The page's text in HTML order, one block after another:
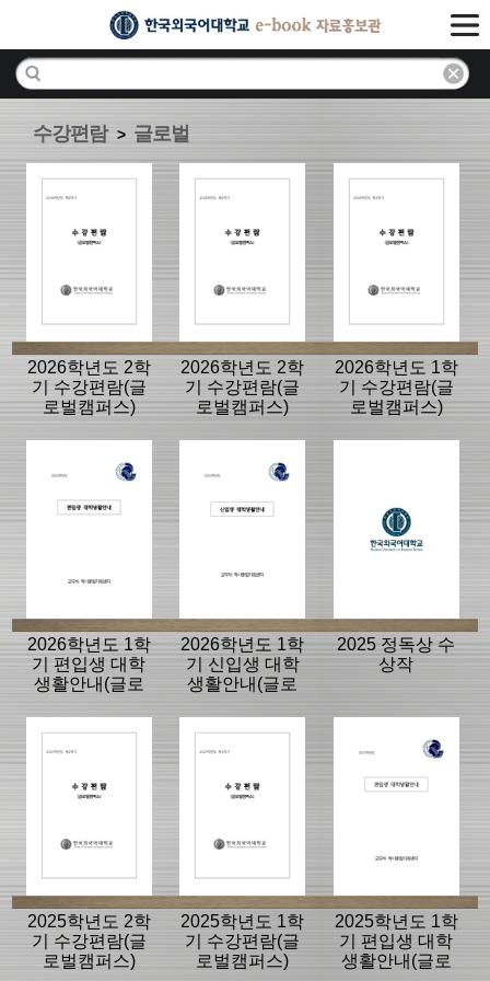
수강편람 > 글로벌
2026학년도 2학
기 수강편람(글
로벌캠퍼스)
2026학년도 2학
기 수강편람(글
로벌캠퍼스)
2026학년도 1학
기 수강편람(글
로벌캠퍼스)
2026학년도 1학
기 편입생 대학
생활안내(글로
2026학년도 1학
기 신입생 대학
생활안내(글로
2025 정독상 수
상작
2025학년도 2학
기 수강편람(글
로벌캠퍼스)
2025학년도 1학
기 수강편람(글
로벌캠퍼스)
2025학년도 1학
기 편입생 대학
생활안내(글로